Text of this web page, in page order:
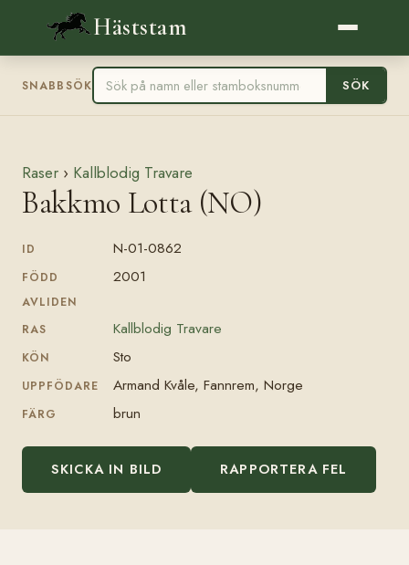
Häststam
SNABBSÖK SÖK
Raser › Kallblodig Travare
Bakkmo Lotta (NO)
ID N-01-0862
FÖDD 2001
AVLIDEN
RAS
Kallblodig Travare
KÖN Sto
UPPFÖDARE Armand Kvåle, Fannrem, Norge
FÄRG brun
SKICKA IN BILD RAPPORTERA FEL